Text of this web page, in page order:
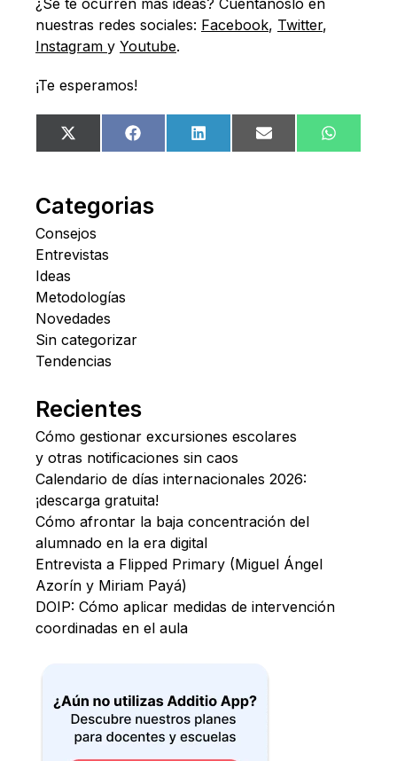
¿Se te ocurren más ideas? Cuéntanoslo en
nuestras redes sociales: Facebook, Twitter,
Instagram y Youtube.
¡Te esperamos!
Compartir
en
X
(Twitter)
Compartir
en
FacebookCompartir
en
LinkedIn Compartir
en
Email
en
Categorias
Consejos
Entrevistas
Ideas
Metodologías
Novedades
Sin categorizar
Tendencias
Recientes
Cómo gestionar excursiones escolares
y otras notificaciones sin caos
Calendario de días internacionales 2026:
¡descarga gratuita!
Cómo afrontar la baja concentración del
alumnado en la era digital
Entrevista a Flipped Primary (Miguel Ángel
Azorín y Miriam Payá)
DOIP: Cómo aplicar medidas de intervención
coordinadas en el aula